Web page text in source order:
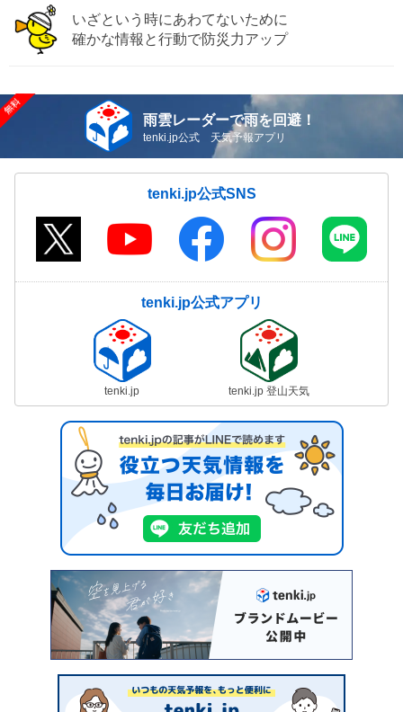
いざという時にあわてないために
確かな情報と行動で防災力アップ
雨雲レーダーで雨を回避！
tenki.jp公式 天気予報アプリ
tenki.jp公式SNS
tenki.jp公式アプリ
tenki.jp tenki.jp 登山天気